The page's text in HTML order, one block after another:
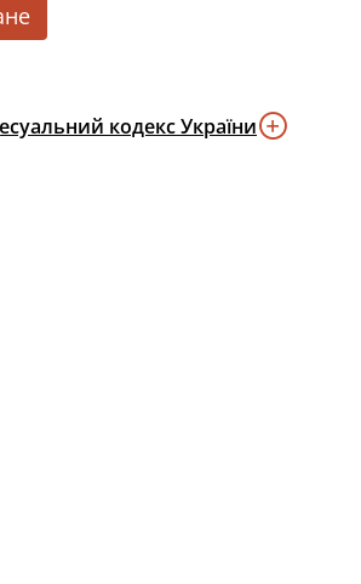
кодекс України